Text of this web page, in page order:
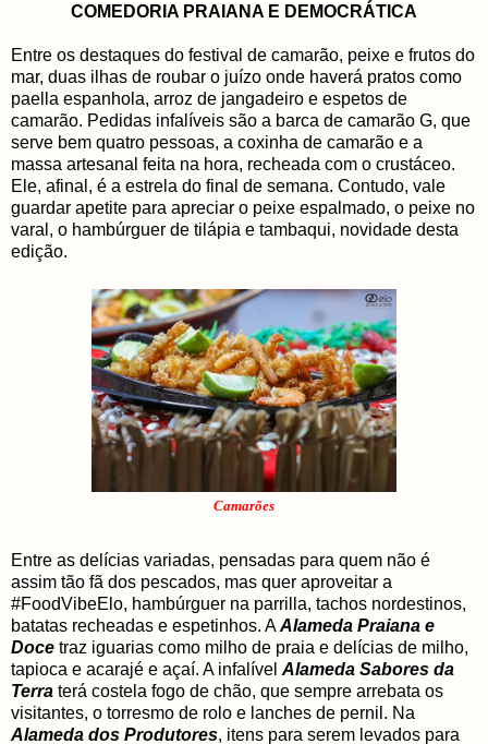
COMEDORIA PRAIANA E DEMOCRÁTICA
Entre os destaques do festival de camarão, peixe e frutos do
mar, duas ilhas de roubar o juízo onde haverá pratos como
paella espanhola, arroz de jangadeiro e espetos de
camarão. Pedidas infalíveis são a barca de camarão G, que
serve bem quatro pessoas, a coxinha de camarão e a
massa artesanal feita na hora, recheada com o crustáceo.
Ele, afinal, é a estrela do final de semana. Contudo, vale
guardar apetite para apreciar o peixe espalmado, o peixe no
varal, o hambúrguer de tilápia e tambaqui, novidade desta
edição.
Camarões
Entre as delícias variadas, pensadas para quem não é
assim tão fã dos pescados, mas quer aproveitar a
#FoodVibeElo, hambúrguer na parrilla, tachos nordestinos,
batatas recheadas e espetinhos. AAlameda Praiana e
Doce traz iguarias como milho de praia e delícias de milho,
tapioca e acarajé e açaí. A infalível Alameda Sabores da
Terra terá costela fogo de chão, que sempre arrebata os
visitantes, o torresmo de rolo e lanches de pernil. Na
Alameda dos Produtores, itens para serem levados para